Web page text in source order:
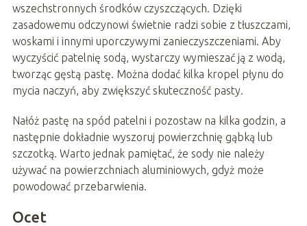
wszechstronnych środków czyszczących. Dzięki
zasadowemu odczynowi świetnie radzi sobie z tłuszczami,
woskami i innymi uporczywymi zanieczyszczeniami. Aby
wyczyścić patelnię sodą, wystarczy wymieszać ją z wodą,
tworząc gęstą pastę. Można dodać kilka kropel płynu do
mycia naczyń, aby zwiększyć skuteczność pasty.
Nałóż pastę na spód patelni i pozostaw na kilka godzin, a
następnie dokładnie wyszoruj powierzchnię gąbką lub
szczotką. Warto jednak pamiętać, że sody nie należy
używać na powierzchniach aluminiowych, gdyż może
powodować przebarwienia.
Ocet